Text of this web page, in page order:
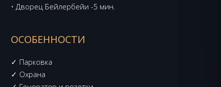
• Дворец Бейлербейи -5 мин.
ОСОБЕННОСТИ
✓ Парковка
✓ Охрана